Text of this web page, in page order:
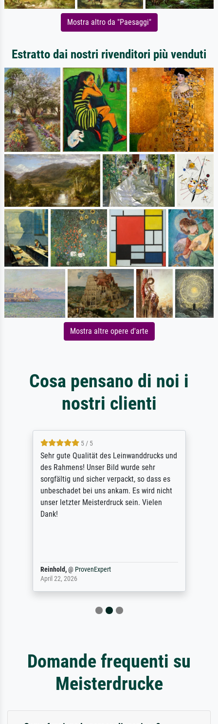
Mostra altro da "Paesaggi"
Estratto dai nostri rivenditori più venduti
Mostra altre opere d'arte
Cosa pensano di noi i
nostri clienti
5 / 5
Sehr gute Qualität des Leinwanddrucks und
des Rahmens! Unser Bild wurde sehr
sorgfältig und sicher verpackt, so dass es
unbeschadet bei uns ankam. Es wird nicht
unser letzter Meisterdruck sein. Vielen
Dank!
Reinhold,@ ProvenExpert
April 22, 2026
Domande frequenti su
Meisterdrucke